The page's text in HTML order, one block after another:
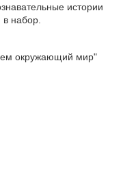
истории
набор.
окружающий мир"